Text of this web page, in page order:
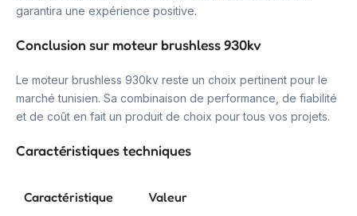
garantira une expérience positive.
Conclusion sur moteur brushless 930kv
Le moteur brushless 930kv reste un choix pertinent pour le
marché tunisien. Sa combinaison de performance, de fiabilité
et de coût en fait un produit de choix pour tous vos projets.
Caractéristiques techniques
Caractéristique Valeur